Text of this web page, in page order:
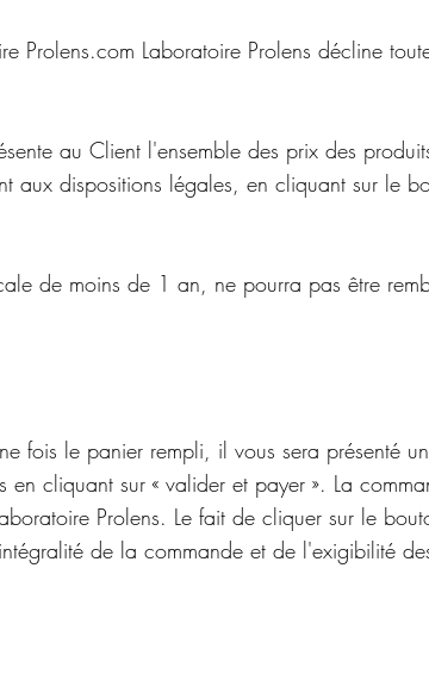
Prolens.com Laboratoire Prolens décline
au Client l'ensemble des prix des
aux dispositions légales, en cliquant sur le
de moins de 1 an, ne pourra pas être
fois le panier rempli, il vous sera présenté
cliquant sur « valider et payer ». La
Prolens. Le fait de cliquer sur le
de la commande et de l'exigibilité